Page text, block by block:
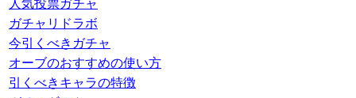
人気投票ガチャ
ガチャリドラボ
今引くべきガチャ
オーブのおすすめの使い方
引くべきキャラの特徴